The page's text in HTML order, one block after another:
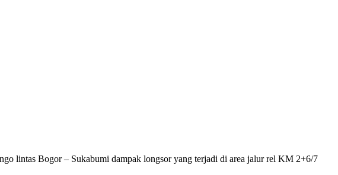
lintas Bogor – Sukabumi dampak longsor yang terjadi di area jalur rel KM 2+6/7